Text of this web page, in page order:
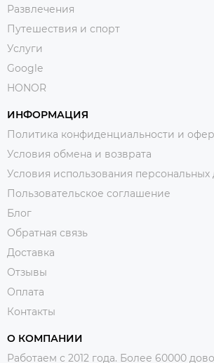
Развлечения
Путешествия и спорт
Услуги
Google
HONOR
ИНФОРМАЦИЯ
Политика конфиденциальности и
Условия обмена и возврата
Условия использования персональных
Пользовательское соглашение
Блог
Обратная связь
Доставка
Отзывы
Оплата
Контакты
О КОМПАНИИ
Работаем с 2012 года. Более 60000